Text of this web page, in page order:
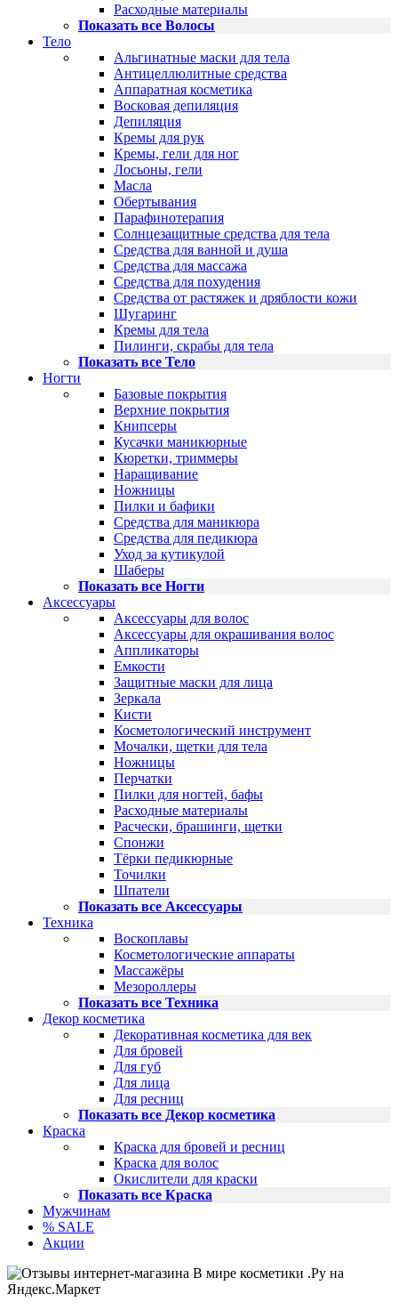
Расходные материалы
Показать все Волосы
Тело
Альгинатные маски для тела
Антицеллюлитные средства
Аппаратная косметика
Восковая депиляция
Депиляция
Кремы для рук
Кремы, гели для ног
Лосьоны, гели
Масла
Обертывания
Парафинотерапия
Солнцезащитные средства для тела
Средства для ванной и душа
Средства для массажа
Средства для похудения
Средства от растяжек и дряблости кожи
Шугаринг
Кремы для тела
Пилинги, скрабы для тела
Показать все Тело
Ногти
Базовые покрытия
Верхние покрытия
Книпсеры
Кусачки маникюрные
Кюретки, триммеры
Наращивание
Ножницы
Пилки и бафики
Средства для маникюра
Средства для педикюра
Уход за кутикулой
Шаберы
Показать все Ногти
Аксессуары
Аксессуары для волос
Аксессуары для окрашивания волос
Аппликаторы
Емкости
Защитные маски для лица
Зеркала
Кисти
Косметологический инструмент
Мочалки, щетки для тела
Ножницы
Перчатки
Пилки для ногтей, бафы
Расходные материалы
Расчески, брашинги, щетки
Спонжи
Тёрки педикюрные
Точилки
Шпатели
Показать все Аксессуары
Техника
Воскоплавы
Косметологические аппараты
Массажёры
Мезороллеры
Показать все Техника
Декор косметика
Декоративная косметика для век
Для бровей
Для губ
Для лица
Для ресниц
Показать все Декор косметика
Краска
Краска для бровей и ресниц
Краска для волос
Окислители для краски
Показать все Краска
Мужчинам
% SALE
Акции